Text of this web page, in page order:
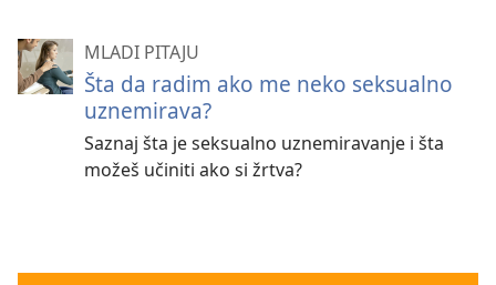
MLADI PITAJU
Šta da radim ako me neko seksualno
uznemirava?
Saznaj šta je seksualno uznemiravanje i šta
možeš učiniti ako si žrtva?